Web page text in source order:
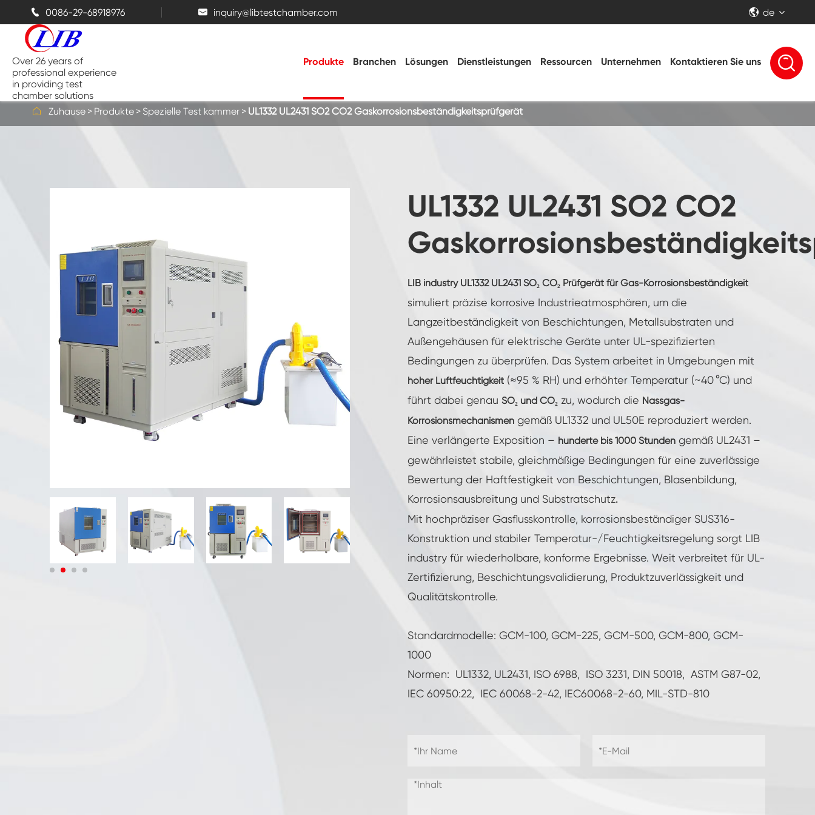
 0086-29-68918976  inquiry@libtestchamber.com  de
Over 26 years of
professional experience
in providing test
chamber solutions
Produkte
Bench top Test kammer
Salz sprüh kammern
UV-Verwitterung tester
Staub prüf kammer
Regen Test kammer
Begehbare Kammer
Spezielle Test kammer
Heiße kalte Kammer
Hohe Niedertemperatur-Test kammer
Umwelt kontrollierte Kammer
Thermische Luft feuchtigkeit Kammer
CO2-Klimakammer
Thermische Stabilitäts prüfmaschine
Feuchte Heiz kammer für PV-Module
Klima-und Temperatur prüf kammer
Gefrier widerstands prüf kammer
Heiße kalte Temperatur prüf kammer
LV124 K-12 Temperatur-Schock-und
Explosions geschützte Batterie Thermische
Branchen Lösungen Dienstleistungen Ressourcen Unternehmen Kontaktieren Sie uns 
 Zuhause Produkte Spezielle Test kammer UL1332 UL2431 SO2 CO2 Gaskorrosionsbeständigkeitsprüfgerät
UL1332 UL2431 SO2 CO2
LIB industry UL1332 UL2431 SO₂ CO₂ Prüfgerät für Gas-Korrosionsbeständigkeit
simuliert präzise korrosive Industrieatmosphären, um die
Langzeitbeständigkeit von Beschichtungen, Metallsubstraten und
Außengehäusen für elektrische Geräte unter UL-spezifizierten
Bedingungen zu überprüfen. Das System arbeitet in Umgebungen mit
hoher Luftfeuchtigkeit (≈95 % RH) und erhöhter Temperatur (~40 °C) und
führt dabei genau SO₂ und CO₂ zu, wodurch die Nassgas-
Korrosionsmechanismen gemäß UL1332 und UL50E reproduziert werden.
Eine verlängerte Exposition – hunderte bis 1000 Stunden gemäß UL2431 –
gewährleistet stabile, gleichmäßige Bedingungen für eine zuverlässige
Bewertung der Haftfestigkeit von Beschichtungen, Blasenbildung,
Korrosionsausbreitung und Substratschutz.
Mit hochpräziser Gasflusskontrolle, korrosionsbeständiger SUS316-
Konstruktion und stabiler Temperatur-/Feuchtigkeitsregelung sorgt LIB
industry für wiederholbare, konforme Ergebnisse. Weit verbreitet für UL-
Zertifizierung, Beschichtungsvalidierung, Produktzuverlässigkeit und
Qualitätskontrolle.
Standardmodelle: GCM-100, GCM-225, GCM-500, GCM-800, GCM-
1000
Normen: UL1332, UL2431, ISO 6988, ISO 3231, DIN 50018, ASTM G87-02,
IEC 60950:22, IEC 60068-2-42, IEC60068-2-60, MIL-STD-810